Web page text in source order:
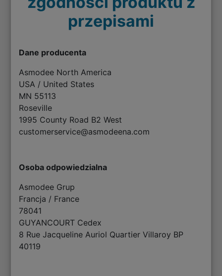
przepisami
Dane producenta
Asmodee North America
USA / United States
MN 55113
Roseville
1995 County Road B2 West
customerservice@asmodeena.com
Osoba odpowiedzialna
Asmodee Grup
Francja / France
78041
GUYANCOURT Cedex
8 Rue Jacqueline Auriol Quartier Villaroy BP
40119